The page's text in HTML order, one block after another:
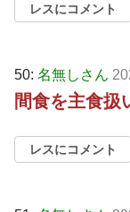
レスにコメント
50: 名無しさん
間食を主食扱
レスにコメント